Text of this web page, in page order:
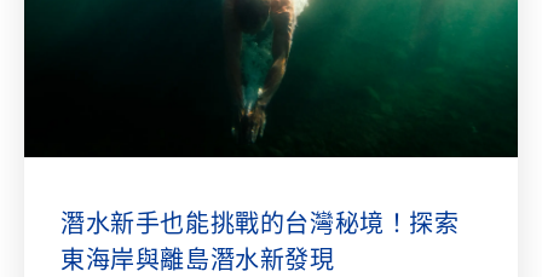
潛水新手也能挑戰的台灣秘境！探索
東海岸與離島潛水新發現